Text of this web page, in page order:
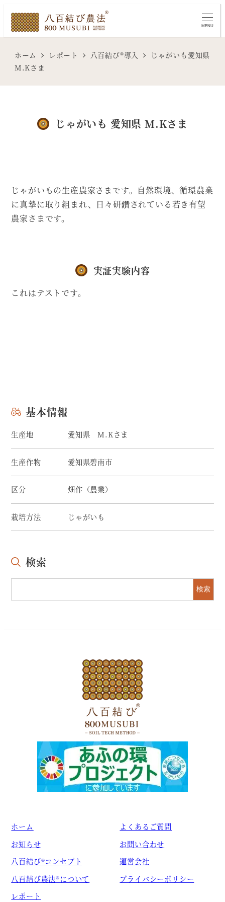
メ
イ
ン
MENU
ホーム レポート 八百結び®導入
じゃがいも愛知県
M.Kさま
じゃがいも 愛知県 M.Kさま
じゃがいもの生産農家さまです。自然環境、循環農業
に真摯に取り組まれ、日々研鑽されている若き有望
農家さまです。
実証実験内容
これはテストです。
基本情報
生産地 愛知県 M.Kさま
生産作物 愛知県碧南市
区分 畑作（農業）
栽培方法 じゃがいも
検索
検索
ホーム
お知らせ
八百結び®コンセプト
八百結び農法®について
レポート
よくあるご質問
お問い合わせ
運営会社
プライバシーポリシー